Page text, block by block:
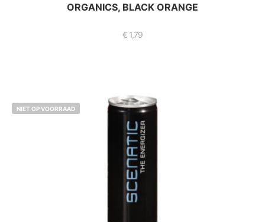
ORGANICS, BLACK ORANGE
€ 1,79
NIET OP VOORRAAD